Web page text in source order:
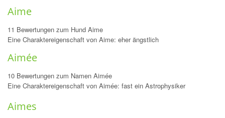
Aime
11 Bewertungen zum Hund Aime
Eine Charaktereigenschaft von Aime: eher ängstlich
Aimée
10 Bewertungen zum Namen Aimée
Eine Charaktereigenschaft von Aimée: fast ein Astrophysiker
Aimes